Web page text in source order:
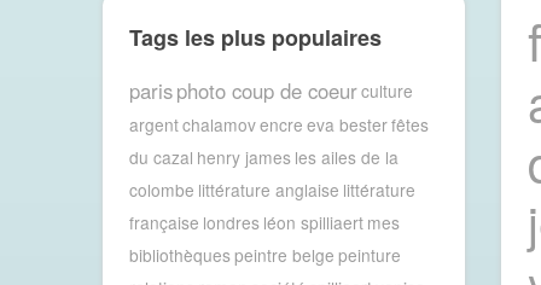
Tags les plus populaires
parisphoto coup de coeurculture
argentchalamovencre eva besterfêtes
du cazal henry james les ailes de la
colombe littérature anglaise littérature
française londres léon spilliaert mes
bibliothèquespeintre belge peinture